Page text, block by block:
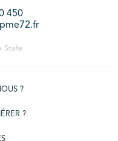
450
Stafe
?
?